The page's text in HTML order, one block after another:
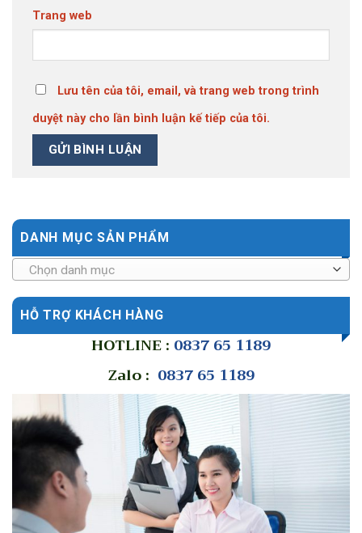
Trang web
Lưu tên của tôi, email, và trang web trong trình
duyệt này cho lần bình luận kế tiếp của tôi.
DANH MỤC SẢN PHẨM
Chọn danh mục
HỖ TRỢ KHÁCH HÀNG
HOTLINE : 0837 65 1189
Zalo : 0837 65 1189